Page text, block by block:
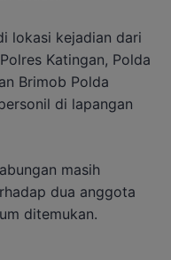
lokasi kejadian dari
Katingan, Polda
Brimob Polda
di lapangan
masih
dua anggota
ditemukan.